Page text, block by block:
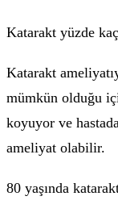
Katarakt yüzde
Katarakt
mümkün olduğu
koyuyor ve
ameliyat olabilir.
80 yaşında